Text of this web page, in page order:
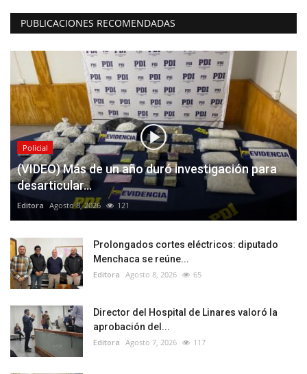
PUBLICACIONES RECOMENDADAS
Policial
(VIDEO) Más de un año duró investigación para
desarticular...
Editora Agosto 8, 2026 121
Prolongados cortes eléctricos: diputado
Menchaca se reúne...
Editora Agosto 8, 2026 65
Director del Hospital de Linares valoró la
aprobación del...
Editora Agosto 7, 2026 117